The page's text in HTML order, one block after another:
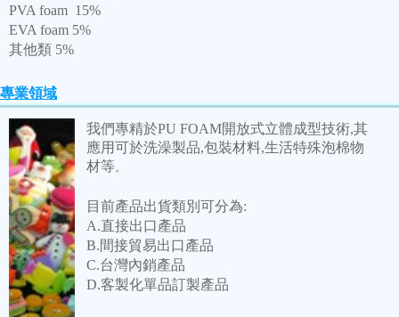
PVA foam 15%
EVA foam 5%
其他類 5%
專業領域
我們專精於PU FOAM開放式立體成型技術,其
應用可於洗澡製品,包裝材料,生活特殊泡棉物
材等。
目前產品出貨類別可分為:
A.直接出口產品
B.間接貿易出口產品
C.台灣內銷產品
D.客製化單品訂製產品